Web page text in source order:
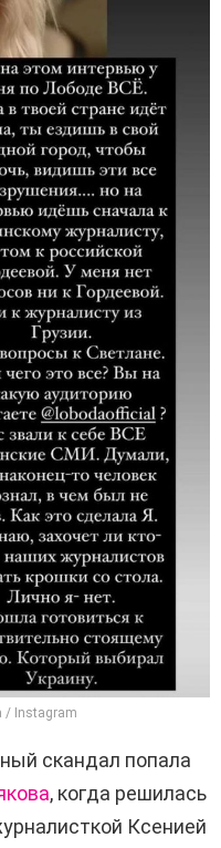
/ Instagram
скандал попала
, когда решилась
Ксенией